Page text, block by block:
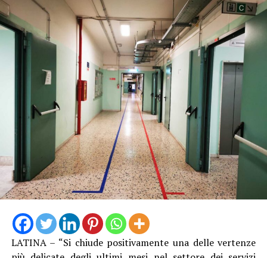
LATINA – “Si chiude positivamente una delle vertenze